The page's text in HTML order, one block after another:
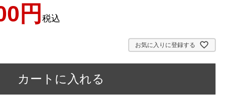
税込
お気に入りに登録する
カートに入れる